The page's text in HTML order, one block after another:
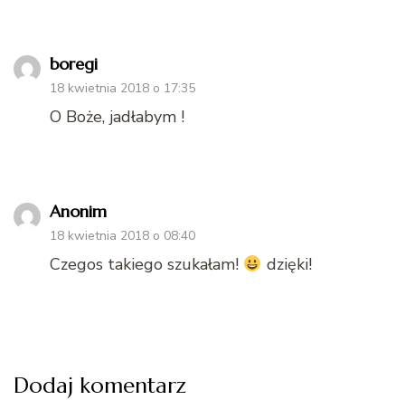
boregi
18 kwietnia 2018 o 17:35
O Boże, jadłabym !
Anonim
18 kwietnia 2018 o 08:40
Czegos takiego szukałam! dzięki!
Dodaj komentarz